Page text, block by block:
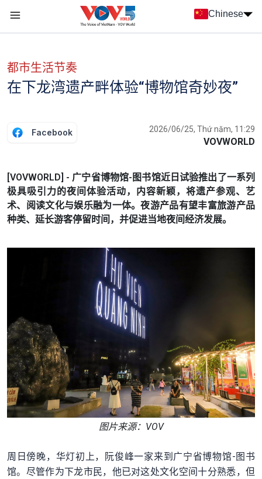
Chinese
都市生活节奏
在下龙湾遗产畔体验“博物馆奇妙夜”
Facebook 2026/06/25, Thứ năm, 11:29
VOVWORLD
[VOVWORLD] - 广宁省博物馆-图书馆近日试验推出了一系列
极具吸引力的夜间体验活动，内容新颖，将遗产参观、艺
术、阅读文化与娱乐融为一体。夜游产品有望丰富旅游产品
种类、延长游客停留时间，并促进当地夜间经济发展。
图片来源：VOV
周日傍晚，华灯初上，阮俊峰一家来到广宁省博物馆-图书
馆。尽管作为下龙市民，他已对这处文化空间十分熟悉，但